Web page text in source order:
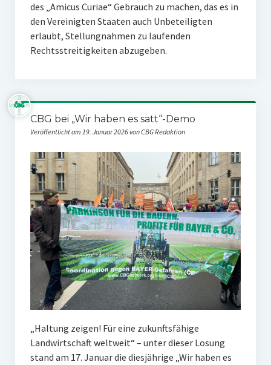
des „Amicus Curiae“ Gebrauch zu machen, das es in
den Vereinigten Staaten auch Unbeteiligten
erlaubt, Stellungnahmen zu laufenden
Rechtsstreitigkeiten abzugeben.
CBG bei „Wir haben es satt“-Demo
Veröffentlicht am 19. Januar 2026 von CBG Redaktion
„Haltung zeigen! Für eine zukunftsfähige
Landwirtschaft weltweit“ – unter dieser Losung
stand am 17. Januar die diesjährige „Wir haben es